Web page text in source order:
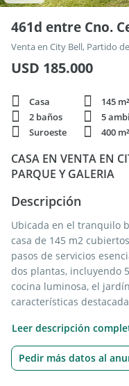
461d entre Cno.
Venta en City Bell, Partido
USD 185.000
Casa
2 baños
5
Suroeste
CASA EN VENTA EN
PARQUE Y GALERIA
Descripción
Ubicada en el tranquilo
casa de 145 m2
pasos de servicios
dos plantas, incluyendo
cocina luminosa, el
características
Con 2 baños y 2
cuenta con servicios de
Leer descripción
Pedir más datos al